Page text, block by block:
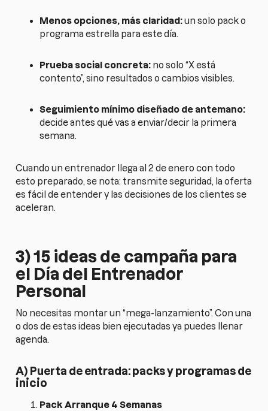
Menos opciones, más claridad:un solo pack o
programa estrella para este día.
Prueba social concreta: no solo “X está
contento”, sino resultados o cambios visibles.
Seguimiento mínimo diseñado de antemano:
decide antes qué vas a enviar/decir la primera
semana.
Cuando un entrenador llega al 2 de enero con todo
esto preparado, se nota: transmite seguridad, la oferta
es fácil de entender y las decisiones de los clientes se
aceleran.
3) 15 ideas de campaña para
el Día del Entrenador
Personal
No necesitas montar un “mega-lanzamiento”. Con una
o dos de estas ideas bien ejecutadas ya puedes llenar
agenda.
A) Puerta de entrada: packs y programas de
inicio
Pack Arranque 4 Semanas